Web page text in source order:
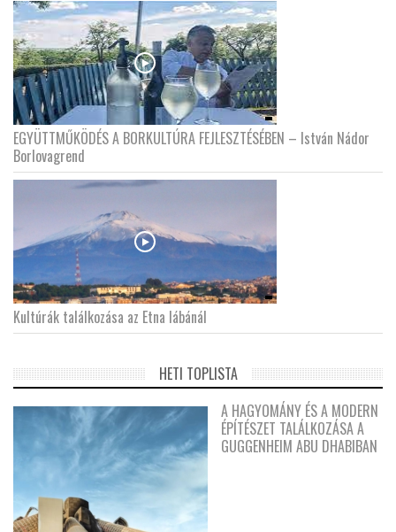
EGYÜTTMŰKÖDÉS A BORKULTÚRA FEJLESZTÉSÉBEN – István Nádor
Borlovagrend
Kultúrák találkozása az Etna lábánál
HETI TOPLISTA
A HAGYOMÁNY ÉS A MODERN
ÉPÍTÉSZET TALÁLKOZÁSA A
GUGGENHEIM ABU DHABIBAN